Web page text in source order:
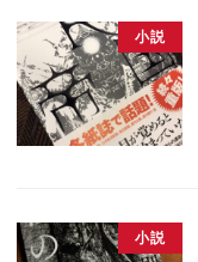
小説
小説